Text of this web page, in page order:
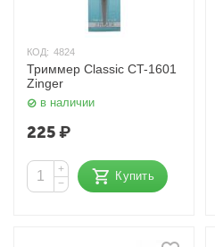
КОД: 4824
Триммер Classic CT-1601
Zinger
в наличии
225₽
+
−
Купить